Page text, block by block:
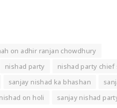
on adhir ranjan chowdhury
nishad party nishad party chief
sanjay nishad ka bhashan
on holi sanjay nishad